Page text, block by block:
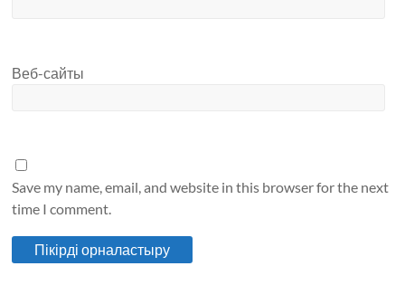
Веб-сайты
Save my name, email, and website in this browser for the next
time I comment.